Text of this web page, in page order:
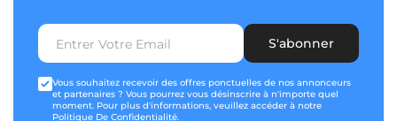
S'abonner
Vous souhaitez recevoir des offres ponctuelles de nos annonceurs
et partenaires ? Vous pourrez vous désinscrire à n'importe quel
moment. Pour plus d'informations, veuillez accéder à notre
Politique De Confidentialité.